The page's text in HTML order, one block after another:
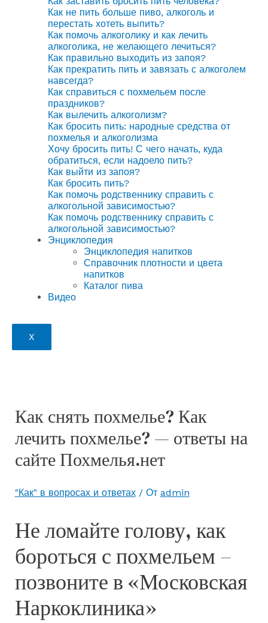
Как не пить больше пиво, алкоголь и
перестать хотеть выпить?
Как помочь алкоголику и как лечить
алкоголика, не желающего лечиться?
Как правильно выходить из запоя?
Как прекратить пить и завязать с алкоголем
навсегда?
Как справиться с похмельем после
праздников?
Как вылечить алкоголизм?
Как бросить пить: народные средства от
похмелья и алкоголизма
Хочу бросить пить! С чего начать, куда
обратиться, если надоело пить?
Как выйти из запоя?
Как бросить пить?
Как помочь родственнику справить с
алкогольной зависимостью?
Как помочь родственнику справить с
алкогольной зависимостью?
Энциклопедия
Энциклопедия напитков
Справочник плотности и цвета
напитков
Каталог пива
Видео
X
Как снять похмелье? Как
лечить похмелье? — ответы на
сайте Похмелья.нет
"Как" в вопросах и ответах/ От admin
Не ломайте голову, как
бороться с похмельем –
позвоните в «Московская
Наркоклиника»